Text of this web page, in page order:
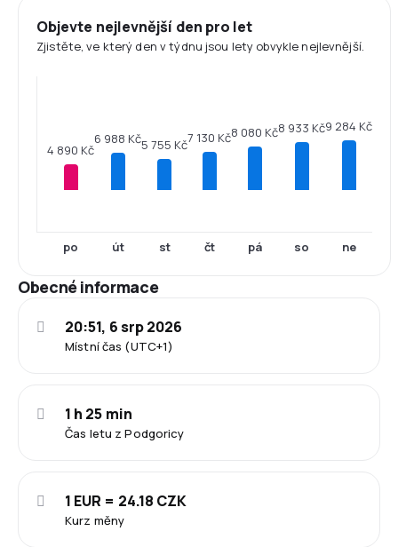
Objevte nejlevnější den pro let
Zjistěte, ve který den v týdnu jsou lety obvykle nejlevnější.
4 890 Kč
po
6 988 Kč
út
5 755 Kč
st
7 130 Kč
čt
8 080 Kč
pá
8 933 Kč
so
9 284 Kč
ne
Obecné informace
Místní čas (UTC+1)
20:51, 6 srp 2026
Čas letu z Podgoricy
1 h 25 min
Kurz měny
1 EUR = 24.18 CZK